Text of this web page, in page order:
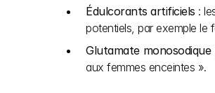
Édulcorants artificiels :
potentiels, par exemple le
Glutamate monosodique
aux femmes enceintes ».